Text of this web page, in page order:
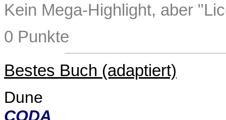
Kein Mega-Highlight, aber
0 Punkte
Bestes Buch (adaptiert)
Dune
CODA